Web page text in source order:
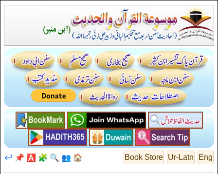
Eng
Ur-Latn
Book Store
🏠
👥
🔍
🧩
🅰️
📌
↩️